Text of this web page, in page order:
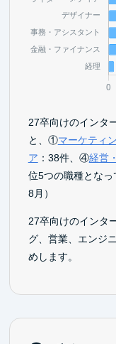
27卒向けのインタ
と、①マーケティ
ア ：38件、④経営
位5つの職種とな
8月）
27卒向けのインタ
グ、営業、エンジ
めします。